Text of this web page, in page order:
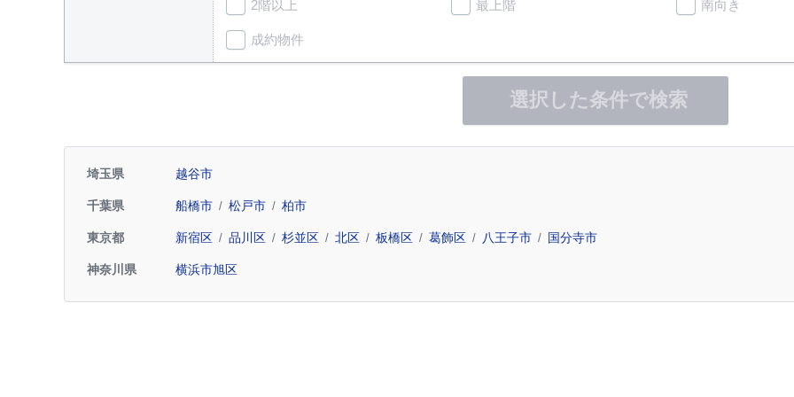
2階以上 最上階 南向き
成約物件
選択した条件で検索
埼玉県 越谷市
千葉県 船橋市 松戸市 柏市
東京都 新宿区 品川区 杉並区 北区 板橋区 葛飾区 八王子市 国分寺市
神奈川県 横浜市旭区